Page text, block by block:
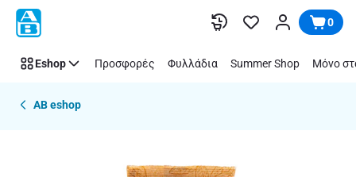
Παράλειψη 0
Eshop Προσφορές Φυλλάδια Summer Shop Μόνο
AB eshop